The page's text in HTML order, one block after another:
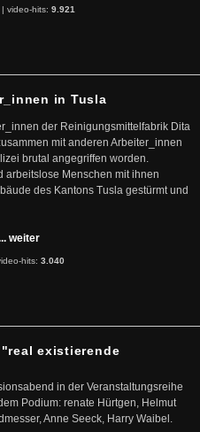
| video-hits: 9.921
in Tusla
der Reinigungsmittelfabrik Dita
mit anderen Arbeiter_innen
brutal angegriffen worden.
arbeitslose Menschen mit ihnen
des Kantons Tusla gestürmt und
weiter
hits: 3.040
existierende
in der Veranstaltungsreihe
Podium: renate Hürtgen, Helmut
Anne Seeck, Harry Waibel.